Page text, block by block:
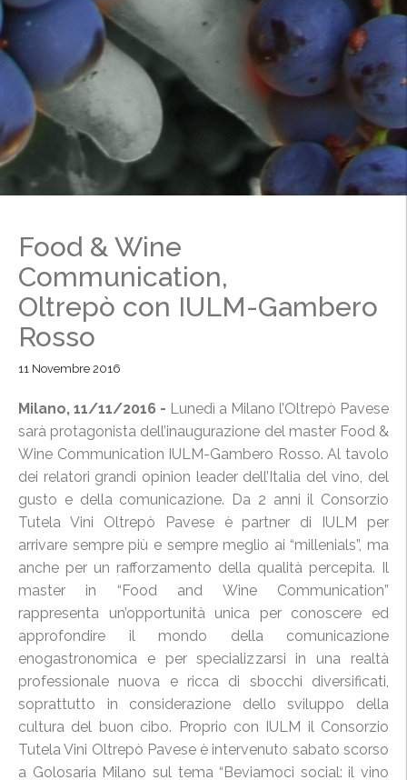
Food & Wine
Communication,
Oltrepò con IULM-Gambero
Rosso
11 Novembre 2016
Milano, 11/11/2016 - Lunedì a Milano l’Oltrepò Pavese
sarà protagonista dell’inaugurazione del master Food &
Wine Communication IULM-Gambero Rosso. Al tavolo
dei relatori grandi opinion leader dell’Italia del vino, del
gusto e della comunicazione. Da 2 anni il Consorzio
Tutela Vini Oltrepò Pavese è partner di IULM per
arrivare sempre più e sempre meglio ai “millenials”, ma
anche per un rafforzamento della qualità percepita. Il
master in “Food and Wine Communication”
rappresenta un’opportunità unica per conoscere ed
approfondire il mondo della comunicazione
enogastronomica e per specializzarsi in una realtà
professionale nuova e ricca di sbocchi diversificati,
soprattutto in considerazione dello sviluppo della
cultura del buon cibo. Proprio con IULM il Consorzio
Tutela Vini Oltrepò Pavese è intervenuto sabato scorso
a Golosaria Milano sul tema “Beviamoci social: il vino